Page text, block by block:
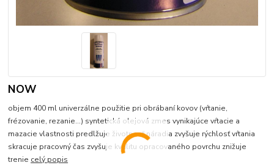
NOW
objem 400 ml univerzálne použitie pri obrábaní kovov (vŕtanie,
frézovanie, rezanie...) syntetická olejová zmes vynikajúce vŕtacie a
mazacie vlastnosti predlžuje životnosť náradia zvyšuje rýchlosť vŕtania
skracuje pracovný čas zvyšuje kvalitu opracovaného povrchu znižuje
trenie celý popis